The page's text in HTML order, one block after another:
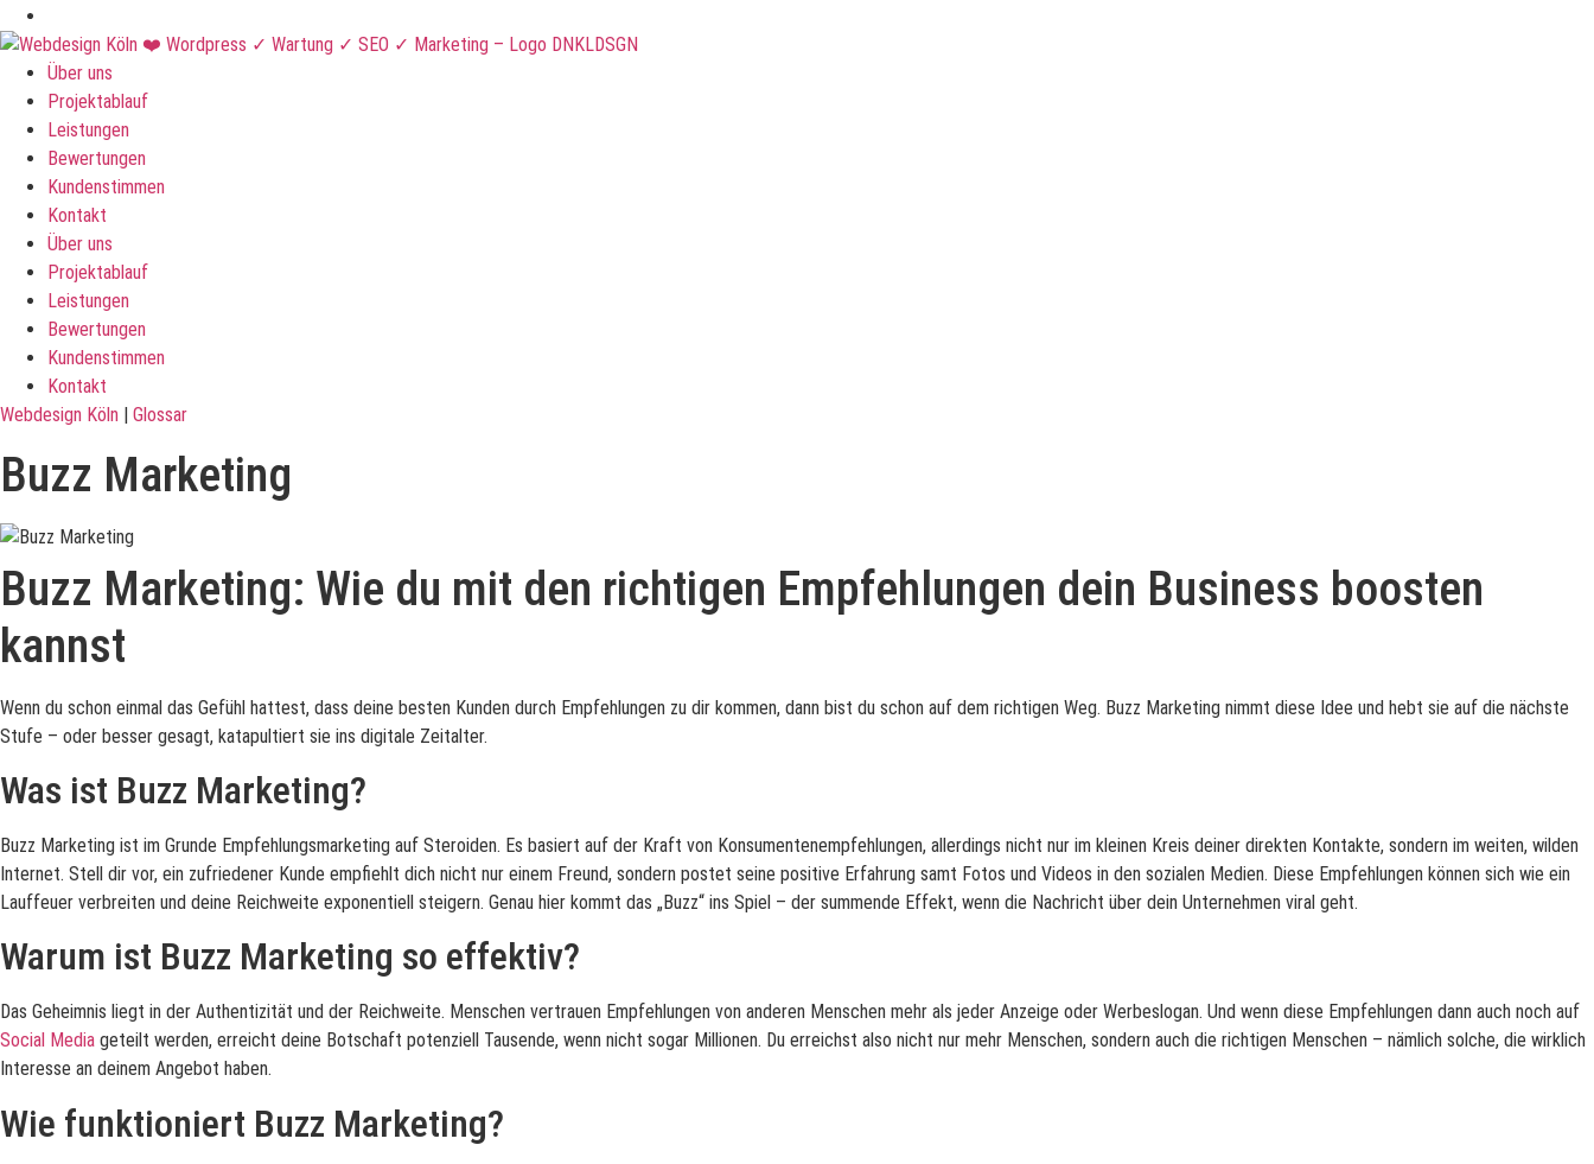
Über uns
Projektablauf
Leistungen
Bewertungen
Kundenstimmen
Kontakt
Über uns
Projektablauf
Leistungen
Bewertungen
Kundenstimmen
Kontakt
Webdesign Köln
Glossar
Buzz Marketing
Buzz Marketing: Wie du mit den richtigen Empfehlungen dein Business boosten
kannst
Wenn du schon einmal das Gefühl hattest, dass deine besten Kunden durch Empfehlungen zu dir kommen, dann bist du schon auf dem richtigen Weg. Buzz Marketing nimmt diese Idee und hebt sie auf die nächste
Stufe – oder besser gesagt, katapultiert sie ins digitale Zeitalter.
Was ist Buzz Marketing?
Buzz Marketing ist im Grunde Empfehlungsmarketing auf Steroiden. Es basiert auf der Kraft von Konsumentenempfehlungen, allerdings nicht nur im kleinen Kreis deiner direkten Kontakte, sondern im weiten, wilden
Internet. Stell dir vor, ein zufriedener Kunde empfiehlt dich nicht nur einem Freund, sondern postet seine positive Erfahrung samt Fotos und Videos in den sozialen Medien. Diese Empfehlungen können sich wie ein
Lauffeuer verbreiten und deine Reichweite exponentiell steigern. Genau hier kommt das „Buzz“ ins Spiel – der summende Effekt, wenn die Nachricht über dein Unternehmen viral geht.
Warum ist Buzz Marketing so effektiv?
Das Geheimnis liegt in der Authentizität und der Reichweite. Menschen vertrauen Empfehlungen von anderen Menschen mehr als jeder Anzeige oder Werbeslogan. Und wenn diese Empfehlungen dann auch noch auf
Social Media geteilt werden, erreicht deine Botschaft potenziell Tausende, wenn nicht sogar Millionen. Du erreichst also nicht nur mehr Menschen, sondern auch die richtigen Menschen – nämlich solche, die wirklich
Interesse an deinem Angebot haben.
Wie funktioniert Buzz Marketing?